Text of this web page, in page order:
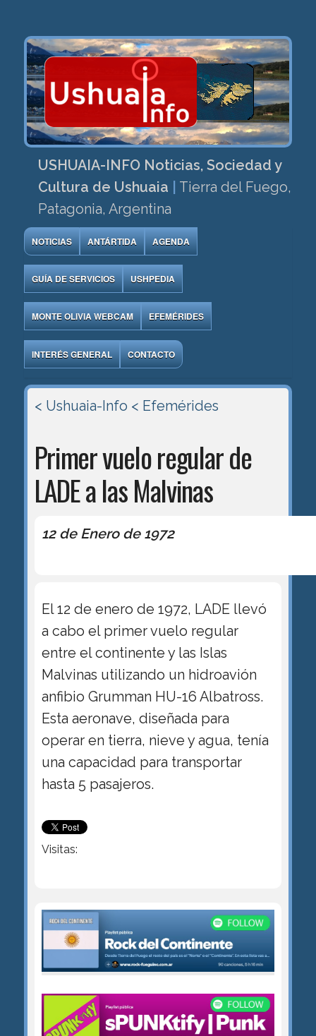
USHUAIA-INFO Noticias, Sociedad y
Cultura de Ushuaia
Tierra del Fuego,
Patagonia, Argentina
NOTICIAS ANTÁRTIDA AGENDA
GUÍA DE SERVICIOS USHPEDIA
MONTE OLIVIA WEBCAM EFEMÉRIDES
INTERÉS GENERAL CONTACTO
< Ushuaia-Info < Efemérides
Primer vuelo regular de
LADE a las Malvinas
12 de Enero de 1972
El 12 de enero de 1972, LADE llevó
a cabo el primer vuelo regular
entre el continente y las Islas
Malvinas utilizando un hidroavión
anfibio Grumman HU-16 Albatross.
Esta aeronave, diseñada para
operar en tierra, nieve y agua, tenía
una capacidad para transportar
hasta 5 pasajeros.
Visitas: